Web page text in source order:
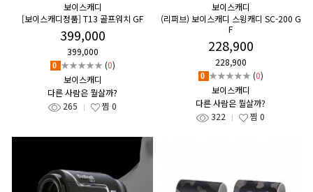
보이스캐디
[보이스캐디정품] T13 골프워치 GF
399,000
399,000
0 ★★★★★ (0)
보이스캐디
다른 사람은 뭘살까?
265
찜 0
보이스캐디
(리퍼브) 보이스캐디 스윙캐디 SC-200 G
F
228,900
228,900
0 ★★★★★ (0)
보이스캐디
다른 사람은 뭘살까?
322
찜 0